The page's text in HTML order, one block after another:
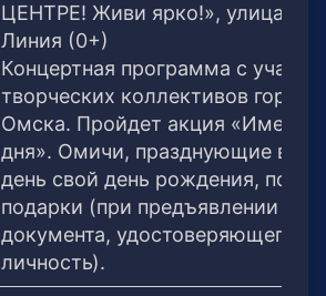
ЦЕНТРЕ! Живи ярко!», улица 4-я
Линия (0+)
Концертная программа с
творческих коллективов города
Омска. Пройдет акция
дня». Омичи, празднующие в
день свой день рождения,
подарки (при предъявлении
документа, удостоверяющего
личность).